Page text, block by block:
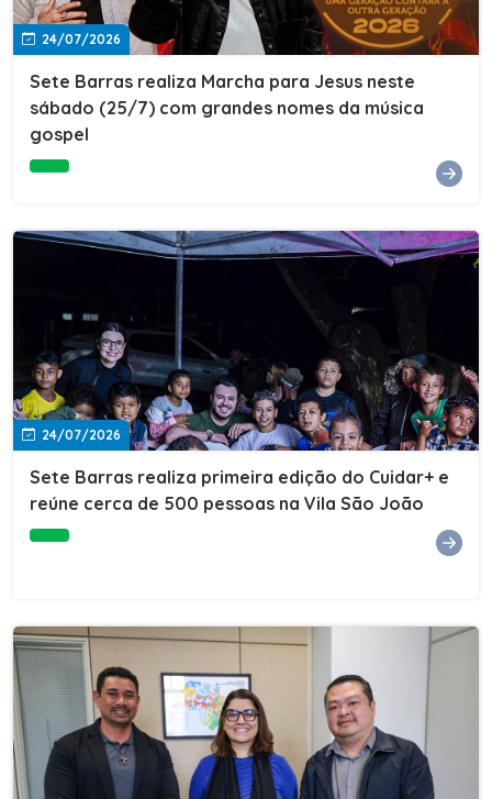
24/07/2026
Sete Barras realiza Marcha para Jesus neste
sábado (25/7) com grandes nomes da música
gospel
24/07/2026
Sete Barras realiza primeira edição do Cuidar+ e
reúne cerca de 500 pessoas na Vila São João